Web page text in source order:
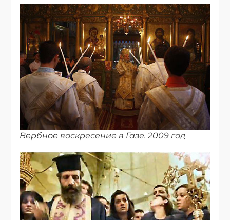
Вербное воскресение в Газе. 2009 год